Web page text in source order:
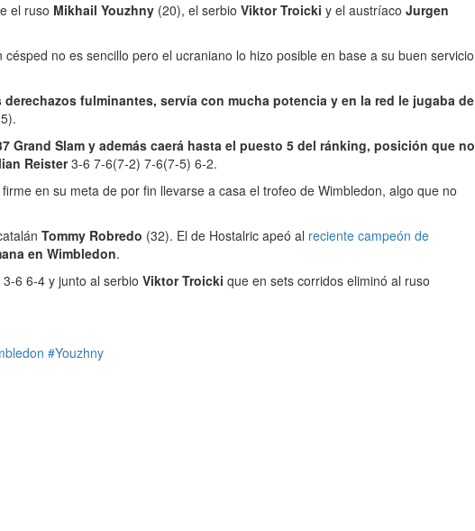
el ruso Mikhail Youzhny (20), el serbio Viktor Troicki y el austríaco Jurgen
no es sencillo pero el ucraniano lo hizo posible en base a su buen servicio
derechazos fulminantes, servía con mucha potencia y en la red le jugaba de
Grand Slam y además caerá hasta el puesto 5 del ránking, posición que no
Reister3-6 7-6(7-2) 7-6(7-5) 6-2.
en su meta de por fin llevarse a casa el trofeo de Wimbledon, algo que no
Tommy Robredo (32). El de Hostalric apeó al reciente campeón de
en Wimbledon.
6 6-4 y junto al serbio Viktor Troicki que en sets corridos eliminó al ruso
#Youzhny